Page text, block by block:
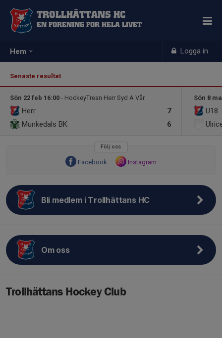
Hem Logga in
TROLLHÄTTANS HC
EN FÖRENING FÖR HELA LIVET
Senaste resultat
Sön 22 feb 16:00 - HockeyTrean Herr Syd A Vår
7
Herr
6
Munkedals BK
Sön 8
U18
Följ oss
Facebook Instagram
Bli medlem i Trollhättans HC
Om oss
Trollhättans Hockey Club